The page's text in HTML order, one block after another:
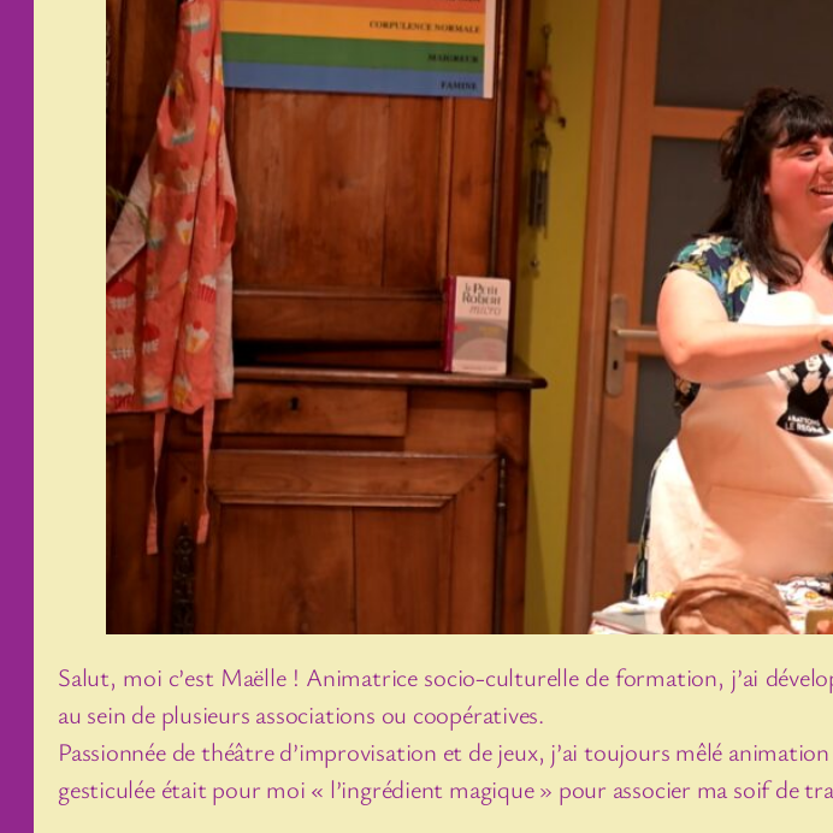
Salut, moi c’est Maëlle ! Animatrice socio-culturelle de formation, j’ai
au sein de plusieurs associations ou coopératives.
Passionnée de théâtre d’improvisation et de jeux, j’ai toujours mêlé
gesticulée était pour moi « l’ingrédient magique » pour associer ma soif de